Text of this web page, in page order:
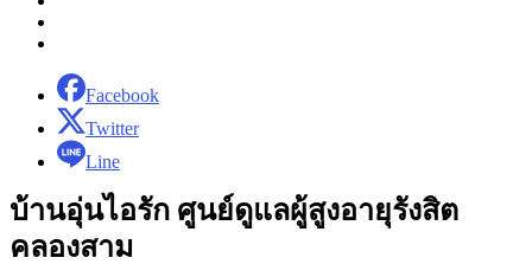
Facebook
Twitter
Line
บ้านอุ่นไอรัก ศูนย์ดูแลผู้สูงอายุรังสิต
คลองสาม